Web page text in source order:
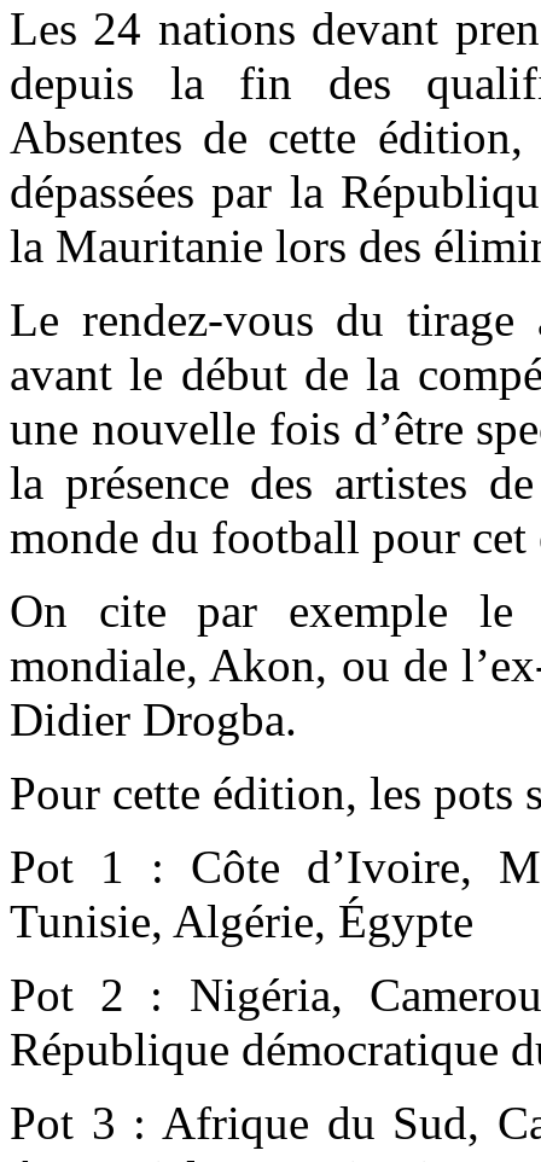
Les 24 nations devant
depuis la fin des
Absentes de cette
dépassées par la
la Mauritanie lors des
Le rendez-vous du tirage
avant le début de la
une nouvelle fois d’être
la présence des artistes
monde du football pour
On cite par exemple le
mondiale, Akon, ou de
Didier Drogba.
Pour cette édition, les pots
Pot 1 : Côte d’Ivoire,
Tunisie, Algérie, Égypte
Pot 2 : Nigéria,
République démocratique
Pot 3 : Afrique du Sud,